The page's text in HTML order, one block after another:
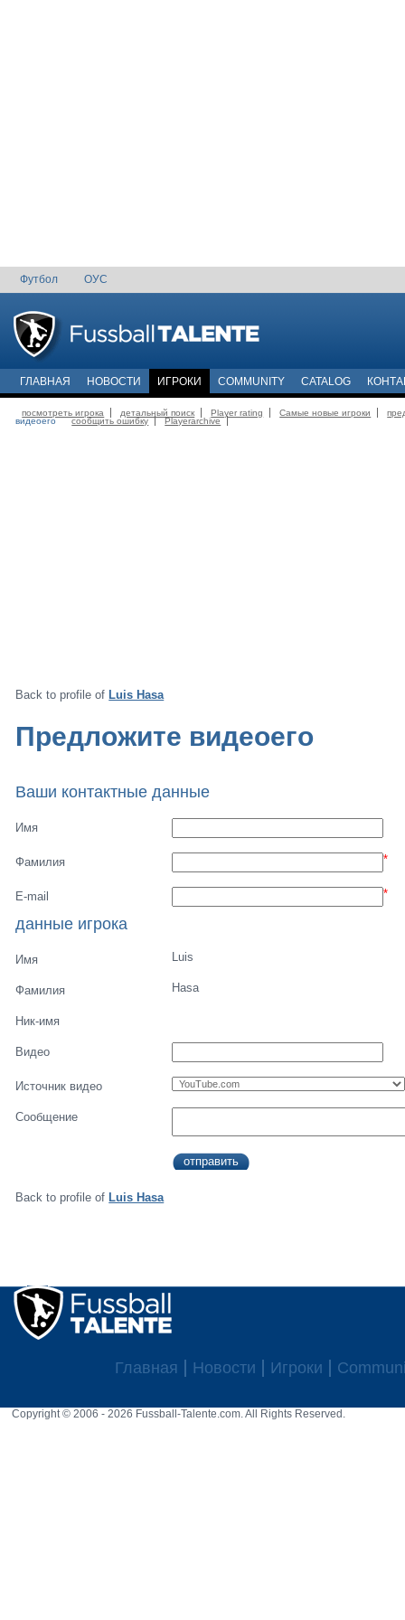
Футбол ОУС
ГЛАВНАЯ НОВОСТИ ИГРОКИ COMMUNITY CATALOG
посмотреть игрока детальный поиск Player rating Самые новые игроки
видеоего
сообщить ошибку Playerarchive
Back to profile of Luis Hasa
Предложите видеоего
Ваши контактные данные
Имя
Фамилия *
E-mail *
данные игрока
Имя Luis
Фамилия Hasa
Ник-имя
Видео
Источник видео
Сообщение
Back to profile of Luis Hasa
Главная Новости Игроки
Copyright © 2006 - 2026 Fussball-Talente.com. All Rights Reserved.